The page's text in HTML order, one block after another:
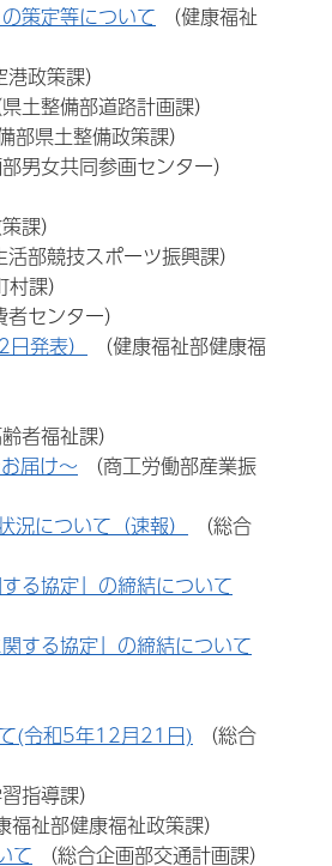
策定等について （健康福祉
政策課）
県土整備部道路計画課）
部県土整備政策課）
男女共同参画センター）
課）
活部競技スポーツ振興課）
課）
センター）
発表）
（健康福祉部健康福
者福祉課）
届け～ （商工労働部産業振
について（速報）
（総合
る協定」の締結について
する協定」の締結について
(令和5年12月21日) （総合
指導課）
福祉部健康福祉政策課）
て （総合企画部交通計画課）